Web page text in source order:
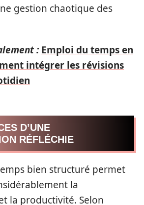
gestion chaotique des
: Emploi du temps en
intégrer les révisions
D’UNE
RÉFLÉCHIE
bien structuré permet
la
la productivité. Selon